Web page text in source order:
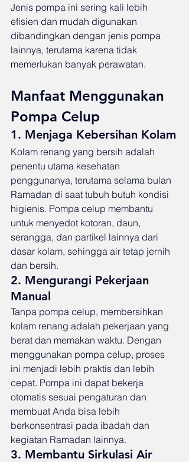
Jenis pompa ini sering kali lebih
efisien dan mudah digunakan
dibandingkan dengan jenis pompa
lainnya, terutama karena tidak
memerlukan banyak perawatan.
Manfaat Menggunakan
Pompa Celup
1. Menjaga Kebersihan Kolam
Kolam renang yang bersih adalah
penentu utama kesehatan
penggunanya, terutama selama bulan
Ramadan di saat tubuh butuh kondisi
higienis. Pompa celup membantu
untuk menyedot kotoran, daun,
serangga, dan partikel lainnya dari
dasar kolam, sehingga air tetap jernih
dan bersih.
2. Mengurangi Pekerjaan
Manual
Tanpa pompa celup, membersihkan
kolam renang adalah pekerjaan yang
berat dan memakan waktu. Dengan
menggunakan pompa celup, proses
ini menjadi lebih praktis dan lebih
cepat. Pompa ini dapat bekerja
otomatis sesuai pengaturan dan
membuat Anda bisa lebih
berkonsentrasi pada ibadah dan
kegiatan Ramadan lainnya.
3. Membantu Sirkulasi Air